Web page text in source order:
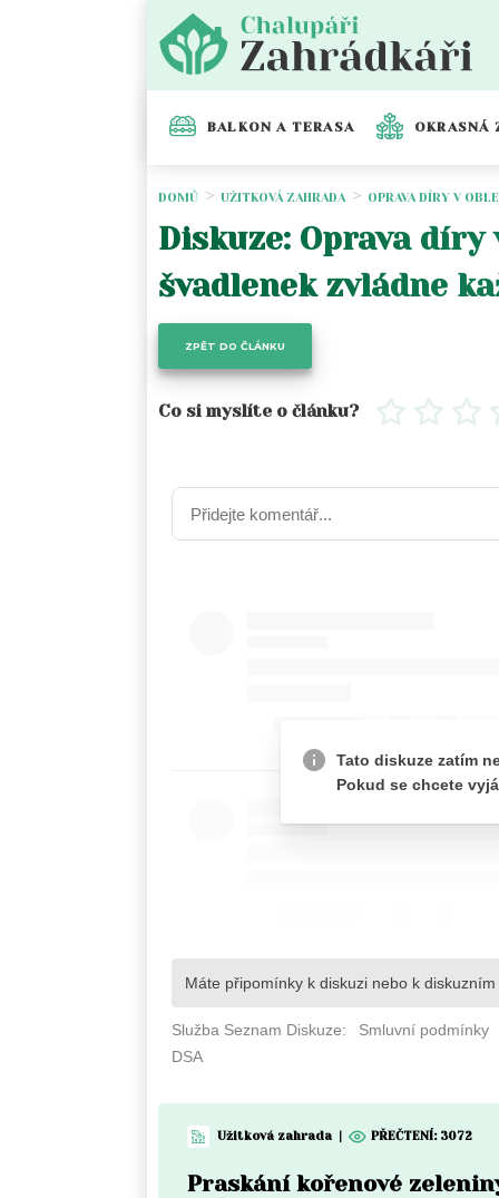
BALKON A TERASA OKRASNÁ
DOMŮ UŽITKOVÁ ZAHRADA OPRAVA DÍRY V
Diskuze: Oprava
švadlenek zvládne
ZPĚT DO ČLÁNKU
Co si myslíte o článku?
Užitková zahrada PŘEČTENÍ: 3072
Praskání kořenové